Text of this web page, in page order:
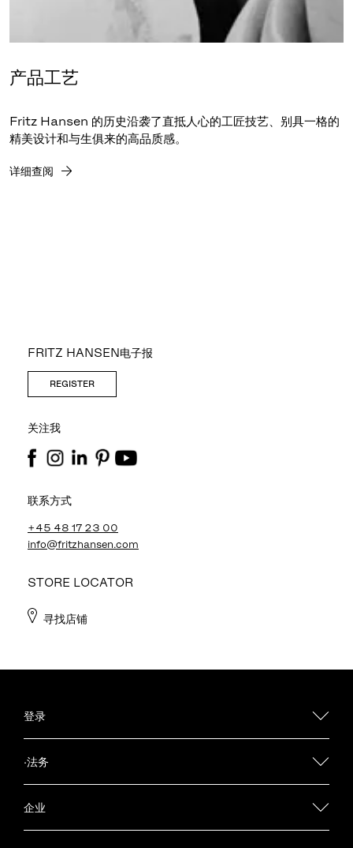
产品工艺
Fritz Hansen 的历史沿袭了直抵人心的工匠技艺、别具一格的
精美设计和与生俱来的高品质感。
详细查阅
FRITZ HANSEN电子报
REGISTER
关注我
联系方式
+45 48 17 23 00
info@fritzhansen.com
STORE LOCATOR
寻找店铺
登录
·法务
企业